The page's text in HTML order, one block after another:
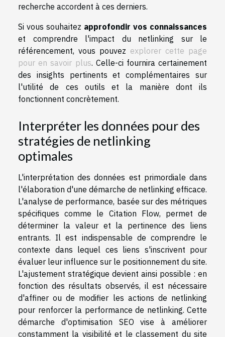
recherche accordent à ces derniers.
Si vous souhaitez approfondir vos connaissances
et comprendre l'impact du netlinking sur le
référencement, vous pouvez explorer cette page
pour en savoir plus. Celle-ci fournira certainement
des insights pertinents et complémentaires sur
l'utilité de ces outils et la manière dont ils
fonctionnent concrètement.
Interpréter les données pour des
stratégies de netlinking
optimales
L'interprétation des données est primordiale dans
l'élaboration d'une démarche de netlinking efficace.
L'analyse de performance, basée sur des métriques
spécifiques comme le Citation Flow, permet de
déterminer la valeur et la pertinence des liens
entrants. Il est indispensable de comprendre le
contexte dans lequel ces liens s'inscrivent pour
évaluer leur influence sur le positionnement du site.
L'ajustement stratégique devient ainsi possible : en
fonction des résultats observés, il est nécessaire
d'affiner ou de modifier les actions de netlinking
pour renforcer la performance de netlinking. Cette
démarche d'optimisation SEO vise à améliorer
constamment la visibilité et le classement du site